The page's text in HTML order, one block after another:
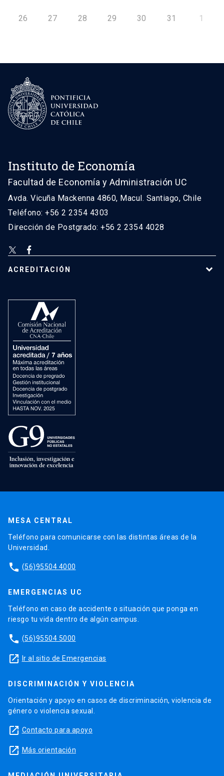
26 27 28 29 30 31 1
Instituto de Economía
Facultad de Economía y Administración UC
Avda. Vicuña Mackenna 4860, Macul. Santiago, Chile
Teléfono: +56 2 2354 4303
Dirección de Postgrado: +56 2 2354 4028
ACREDITACIÓN
MESA CENTRAL
Teléfono para comunicarse con las distintas áreas de la
Universidad.
phone (56)95504 4000
EMERGENCIAS UC
Teléfono en caso de accidente o situación que ponga en
riesgo tu vida dentro de algún campus.
phone (56)95504 5000
launch Ir al sitio de Emergencias
DISCRIMINACIÓN Y VIOLENCIA
Orientación y apoyo en casos de discriminación, violencia de
género o violencia sexual.
launch Contacto para apoyo
launch Más orientación